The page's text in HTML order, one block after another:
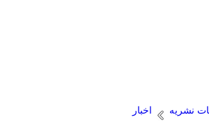
نشریه اخبار